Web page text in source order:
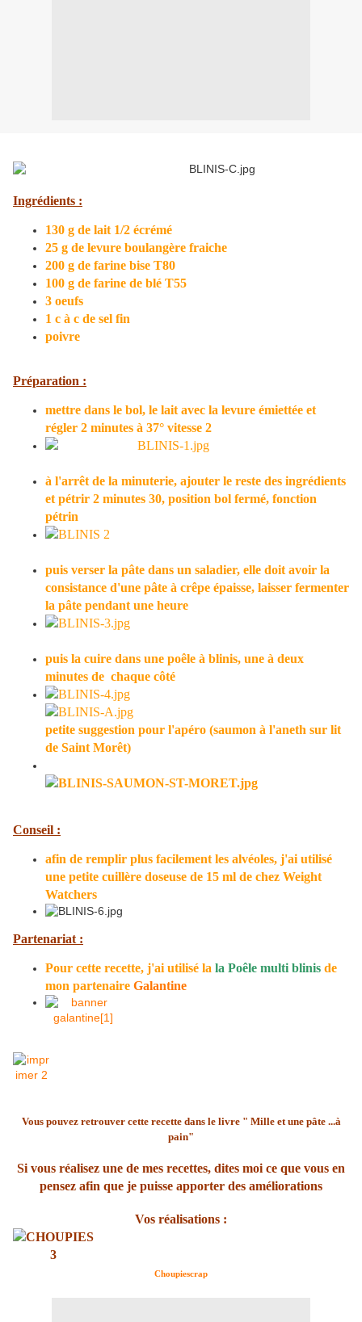
Ingrédients :
130 g de lait 1/2 écrémé
25 g de levure boulangère fraiche
200 g de farine bise T80
100 g de farine de blé T55
3 oeufs
1 c à c de sel fin
poivre
Préparation :
mettre dans le bol, le lait avec la levure émiettée et
régler 2 minutes à 37° vitesse 2
à l'arrêt de la minuterie, ajouter le reste des ingrédients
et pétrir 2 minutes 30, position bol fermé, fonction
pétrin
puis verser la pâte dans un saladier, elle doit avoir la
consistance d'une pâte à crêpe épaisse, laisser fermenter
la pâte pendant une heure
puis la cuire dans une poêle à blinis, une à deux
minutes de chaque côté
petite suggestion pour l'apéro (saumon à l'aneth sur lit
de Saint Morêt)
Conseil :
afin de remplir plus facilement les alvéoles, j'ai utilisé
une petite cuillère doseuse de 15 ml de chez Weight
Watchers
Partenariat :
Pour cette recette, j'ai utilisé la la Poêle multi blinis de
mon partenaire Galantine
Vous pouvez retrouver cette recette dans le livre " Mille et une pâte ...à
pain"
Si vous réalisez une de mes recettes, dites moi ce que vous en
pensez afin que je puisse apporter des améliorations
Vos réalisations :
Choupiescrap